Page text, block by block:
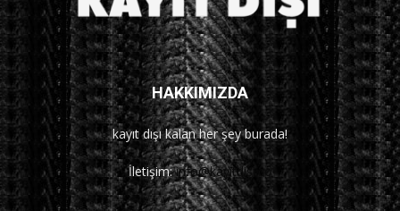
HAKKIMIZDA
kayıt dışı kalan her şey burada!
İletişim:info@kayitdisi.co